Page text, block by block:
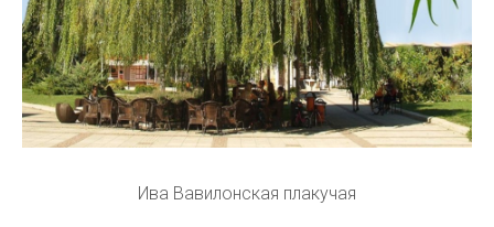
Ива Вавилонская плакучая